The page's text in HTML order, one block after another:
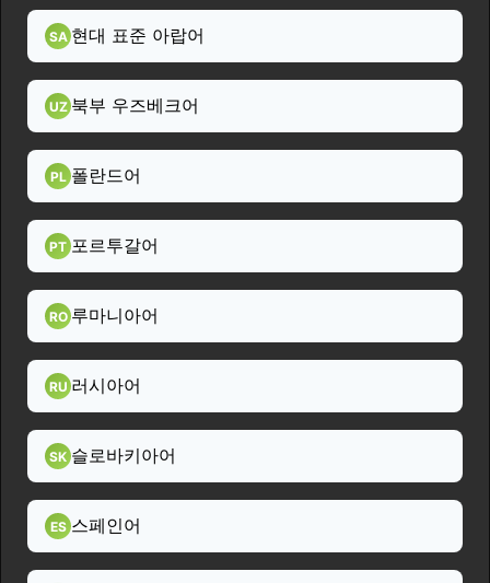
SA 현대 표준 아랍어
UZ 북부 우즈베크어
PL 폴란드어
PT 포르투갈어
RO 루마니아어
RU 러시아어
SK 슬로바키아어
ES 스페인어